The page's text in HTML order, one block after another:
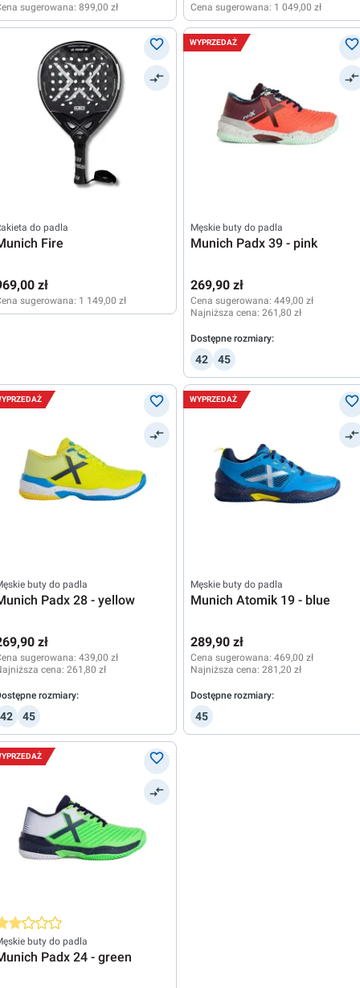
sugerowana: 899,00 zł Cena sugerowana: 1 049,00 zł
do padla
Fire
zł
sugerowana: 1 149,00 zł
WYPRZEDAŻ
Męskie buty do padla
Munich Padx 39 - pink
269,90 zł
Cena sugerowana: 449,00 zł
Najniższa cena: 261,80 zł
Dostępne rozmiary:
42 45
buty do padla
Padx 28 - yellow
zł
sugerowana: 439,00 zł
cena: 261,80 zł
rozmiary:
42 45
WYPRZEDAŻ
Męskie buty do padla
Munich Atomik 19 - blue
289,90 zł
Cena sugerowana: 469,00 zł
Najniższa cena: 281,20 zł
Dostępne rozmiary:
45
ocena 2 z 5 gwiazdek
buty do padla
Padx 24 - green